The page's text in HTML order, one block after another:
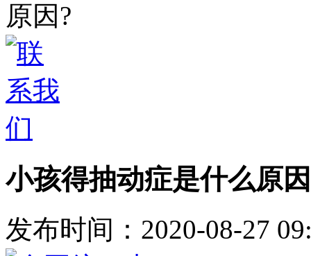
原因?
小孩得抽动症是什么原
发布时间：2020-08-27